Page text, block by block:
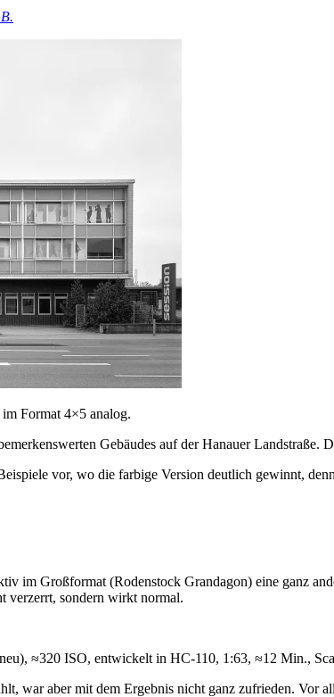
Format 4×5 analog.
Gebäudes auf der Hanauer Landstraße.
vor, wo die farbige Version deutlich gewinnt,
im Großformat (Rodenstock Grandagon) eine ganz
verzerrt, sondern wirkt normal.
≈320 ISO, entwickelt in HC-110, 1:63, ≈12 Min.,
war aber mit dem Ergebnis nicht ganz zufrieden. Vor